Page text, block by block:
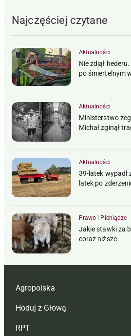
Najczęściej czytane
Aktualności
Nie zdjął
po śmiertelnym
Aktualności
Ministerstwo
Michał zginął
Aktualności
39-latek wypadł
latek po
Prawo i Pieniądze
Jakie stawki za
coraz niższe
Agropolska
Redakcja
Reklama
Hoduj z Głową
Hoduj z głową bydło
RPT